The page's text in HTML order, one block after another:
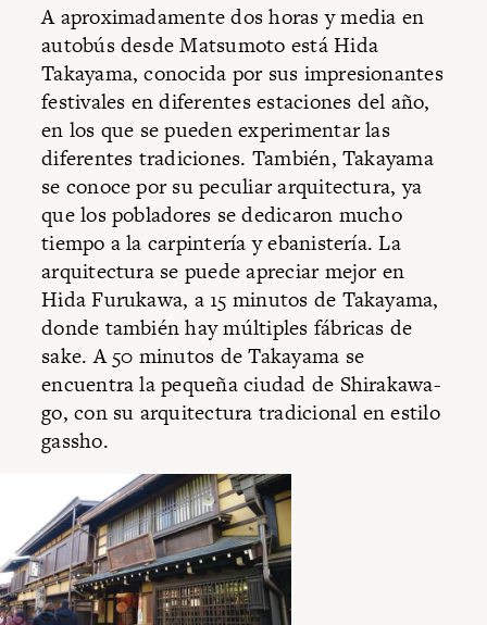
A aproximadamente dos horas y media en
autobús desde Matsumoto está Hida
Takayama, conocida por sus impresionantes
festivales en diferentes estaciones del año,
en los que se pueden experimentar las
diferentes tradiciones. También, Takayama
se conoce por su peculiar arquitectura, ya
que los pobladores se dedicaron mucho
tiempo a la carpintería y ebanistería. La
arquitectura se puede apreciar mejor en
Hida Furukawa, a 15 minutos de Takayama,
donde también hay múltiples fábricas de
sake. A 50 minutos de Takayama se
encuentra la pequeña ciudad de Shirakawa-
go, con su arquitectura tradicional en estilo
gassho.